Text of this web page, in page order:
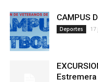
CAMPUS
Deportes 17
Estremera